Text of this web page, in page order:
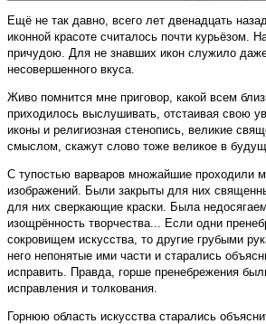
Ещё не так давно, всего лет двенадцать
иконной красоте считалось почти курьёзом.
причудою. Для не знавших икон служило
несовершенного вкуса.
Живо помнится мне приговор, какой всем
приходилось выслушивать, отстаивая свою
иконы и религиозная стенопись, великие
смыслом, скажут слово тоже великое в
С тупостью варваров множайшие проходили
изображений. Были закрыты для них
для них сверкающие краски. Была
изощрённость творчества... Если одни
сокровищем искусства, то другие грубыми
него непонятые ими части и старались
исправить. Правда, горше пренебрежения
исправления и толкования.
Горнюю область искусства старались